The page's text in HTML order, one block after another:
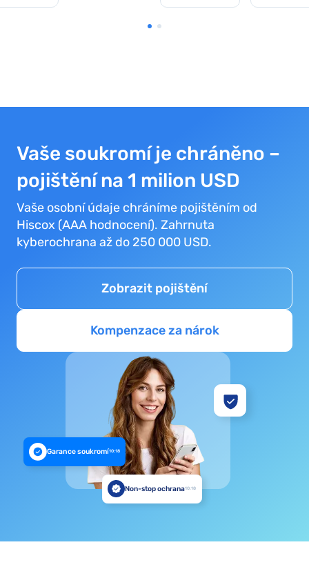
Vaše soukromí je chráněno –
pojištění na 1 milion USD
Vaše osobní údaje chráníme pojištěním od
Hiscox (AAA hodnocení). Zahrnuta
kyberochrana až do 250 000 USD.
Zobrazit pojištění
Kompenzace za nárok
Garance soukromí10:18
Non-stop ochrana10:18